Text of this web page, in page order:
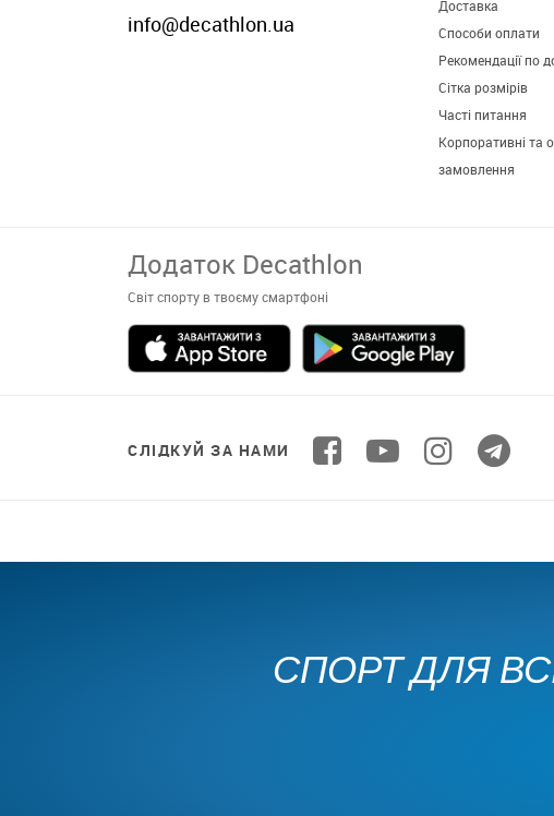
info@decathlon.ua
Доставка
Способи оплати
Рекомендації по
Сітка розмірів
Часті питання
Корпоративні та
замовлення
Додаток Decathlon
Світ спорту в твоєму смартфоні
СЛІДКУЙ ЗА НАМИ
СПОРТ ДЛЯ